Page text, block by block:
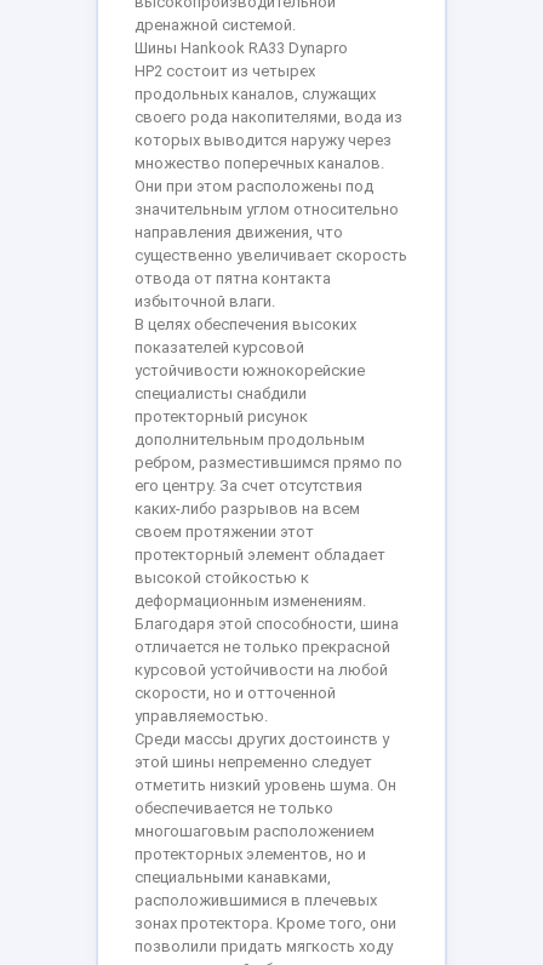
дренажной системой.
Шины Hankook RA33 Dynapro
HP2 состоит из четырех
продольных каналов, служащих
своего рода накопителями, вода из
которых выводится наружу через
множество поперечных каналов.
Они при этом расположены под
значительным углом относительно
направления движения, что
существенно увеличивает скорость
отвода от пятна контакта
избыточной влаги.
В целях обеспечения высоких
показателей курсовой
устойчивости южнокорейские
специалисты снабдили
протекторный рисунок
дополнительным продольным
ребром, разместившимся прямо по
его центру. За счет отсутствия
каких-либо разрывов на всем
своем протяжении этот
протекторный элемент обладает
высокой стойкостью к
деформационным изменениям.
Благодаря этой способности, шина
отличается не только прекрасной
курсовой устойчивости на любой
скорости, но и отточенной
управляемостью.
Среди массы других достоинств у
этой шины непременно следует
отметить низкий уровень шума. Он
обеспечивается не только
многошаговым расположением
протекторных элементов, но и
специальными канавками,
расположившимися в плечевых
зонах протектора. Кроме того, они
позволили придать мягкость ходу